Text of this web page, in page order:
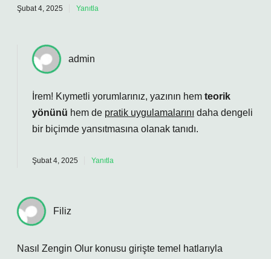
Şubat 4, 2025 Yanıtla
admin
İrem! Kıymetli yorumlarınız, yazının hem teorik
yönünü hem de pratik uygulamalarını daha dengeli
bir biçimde yansıtmasına olanak tanıdı.
Şubat 4, 2025 Yanıtla
Filiz
Nasıl Zengin Olur konusu girişte temel hatlarıyla